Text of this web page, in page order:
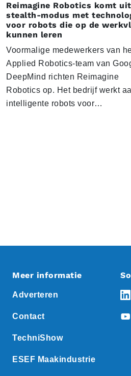
Reimagine Robotics komt uit
stealth-modus met
voor robots die op de
kunnen leren
Voormalige medewerkers van
Applied Robotics-team van
DeepMind richten Reimagine
Robotics op. Het bedrijf werkt
intelligente robots voor…
Meer informatie
Adverteren
Contact
TechniShow
ESEF Maakindustrie